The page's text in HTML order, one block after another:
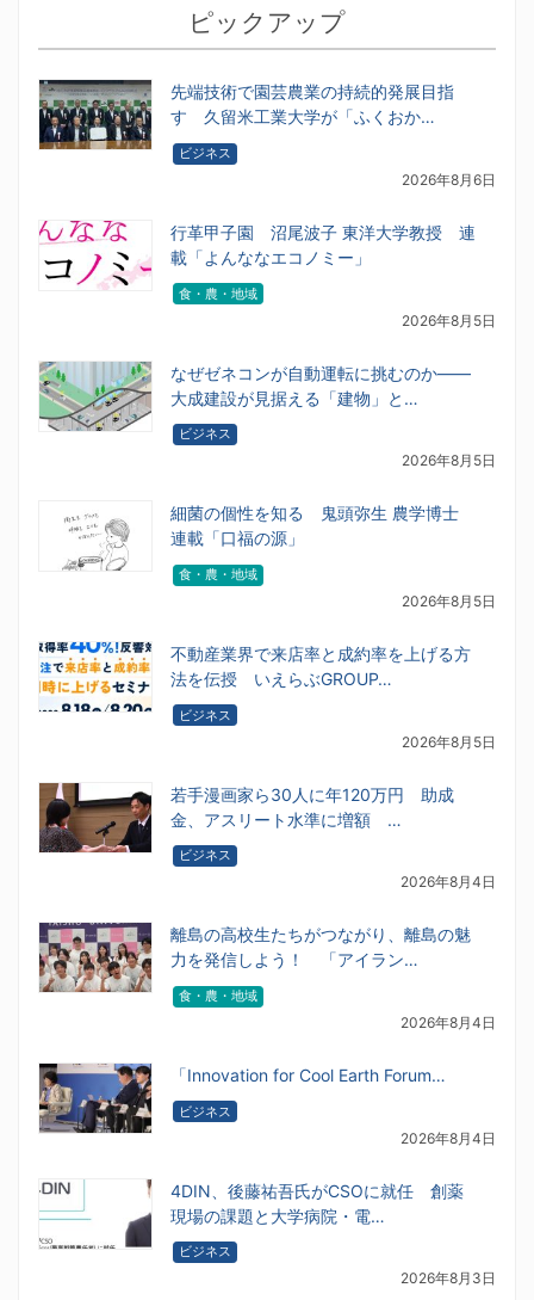
ピックアップ
先端技術で園芸農業の持続的発展目指
す 久留米工業大学が「ふくおか…
ビジネス
2026年8月6日
行革甲子園 沼尾波子 東洋大学教授 連
載「よんななエコノミー」
食・農・地域
2026年8月5日
なぜゼネコンが自動運転に挑むのか――
大成建設が見据える「建物」と…
ビジネス
2026年8月5日
細菌の個性を知る 鬼頭弥生 農学博士
連載「口福の源」
食・農・地域
2026年8月5日
不動産業界で来店率と成約率を上げる方
法を伝授 いえらぶGROUP…
ビジネス
2026年8月5日
若手漫画家ら30人に年120万円 助成
金、アスリート水準に増額 …
ビジネス
2026年8月4日
離島の高校生たちがつながり、離島の魅
力を発信しよう！ 「アイラン…
食・農・地域
2026年8月4日
「Innovation for Cool Earth Forum…
ビジネス
2026年8月4日
4DIN、後藤祐吾氏がCSOに就任 創薬
現場の課題と大学病院・電…
ビジネス
2026年8月3日